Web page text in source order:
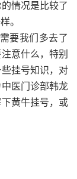
情况是比较了
。
要我们多去了
意什么，特别
挂号知识，对
医门诊部韩龙
黄牛挂号，或